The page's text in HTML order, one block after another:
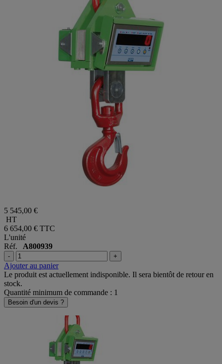
5 545,00 €
HT
6 654,00 € TTC
L'unité
Réf. A800939
- +
Ajouter au panier
Le produit est actuellement indisponible. Il sera bientôt de retour en
stock.
Quantité minimum de commande : 1
Besoin d'un devis ?